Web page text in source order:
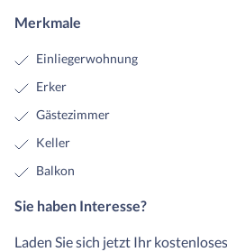
Merkmale
Einliegerwohnung
Erker
Gästezimmer
Keller
Balkon
Sie haben Interesse?
Laden Sie sich jetzt Ihr